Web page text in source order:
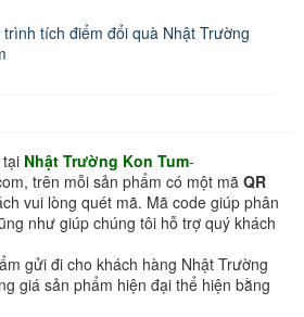
tích điểm đổi quà Nhật Trường
Nhật Trường Kon Tum-
trên mỗi sản phẩm có một mã QR
vui lòng quét mã. Mã code giúp phân
như giúp chúng tôi hỗ trợ quý khách
gửi đi cho khách hàng Nhật Trường
giá sản phẩm hiện đại thể hiện bằng